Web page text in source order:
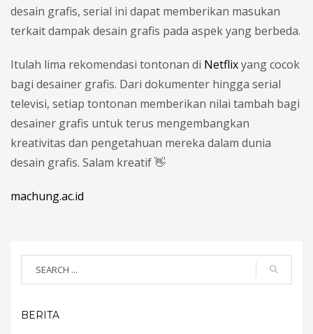
desain grafis, serial ini dapat memberikan masukan
terkait dampak desain grafis pada aspek yang berbeda.
Itulah lima rekomendasi tontonan di Netflixyang cocok
bagi desainer grafis. Dari dokumenter hingga serial
televisi, setiap tontonan memberikan nilai tambah bagi
desainer grafis untuk terus mengembangkan
kreativitas dan pengetahuan mereka dalam dunia
desain grafis. Salam kreatif 👋
machung.ac.id
BERITA